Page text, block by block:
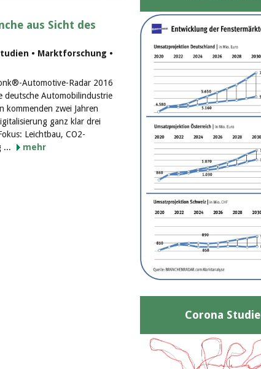
aus Sicht des
• Marktforschung •
Automotive-Radar 2016
deutsche Automobilindustrie
kommenden zwei Jahren
ganz klar drei
Leichtbau, CO2-
...
mehr
Corona